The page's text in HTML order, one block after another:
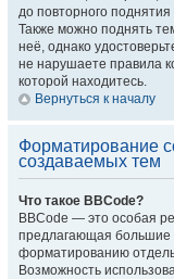
до повторного
Также можно поднять
неё, однако
не нарушаете правила
которой находитесь.
Вернуться к началу
Форматирование
создаваемых тем
Что такое BBCode?
BBCode — это особая
предлагающая большие
форматированию
Возможность